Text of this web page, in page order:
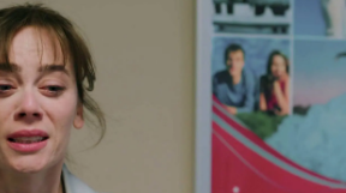
comisario para saber si tienen
el paradero del exalcalde,
no lo han localizado. El
sienta tan impotente por lo
Ozan que toma una
la policía no toma cartas en el
Compra un arma con la